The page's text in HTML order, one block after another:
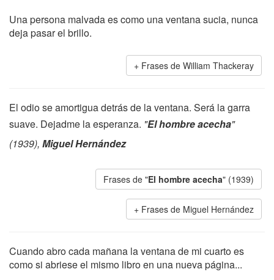
Una persona malvada es como una ventana sucia, nunca
deja pasar el brillo.
Frases de William Thackeray
El odio se amortigua detrás de la ventana. Será la garra
suave. Dejadme la esperanza. "El hombre acecha"
(1939), Miguel Hernández
Frases de "El hombre acecha" (1939)
Frases de Miguel Hernández
Cuando abro cada mañana la ventana de mi cuarto es
como si abriese el mismo libro en una nueva página...